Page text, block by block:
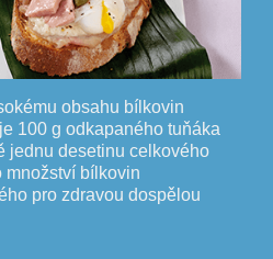
obsahu bílkovin
100 g odkapaného tuňáka
jednu desetinu celkového
množství bílkovin
pro zdravou dospělou